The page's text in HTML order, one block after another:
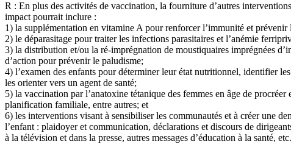
R : En plus des activités de vaccination, la fourniture d’autres
impact pourrait inclure :
1) la supplémentation en vitamine A pour renforcer l’immunité et prévenir
2) le déparasitage pour traiter les infections parasitaires et l’anémie
3) la distribution et/ou la ré-imprégnation de moustiquaires imprégnées
d’action pour prévenir le paludisme;
4) l’examen des enfants pour déterminer leur état nutritionnel, identifier
les orienter vers un agent de santé;
5) la vaccination par l’anatoxine tétanique des femmes en âge de procréer
planification familiale, entre autres; et
6) les interventions visant à sensibiliser les communautés et à créer une
l’enfant : plaidoyer et communication, déclarations et discours de
à la télévision et dans la presse, autres messages d’éducation à la santé, etc.